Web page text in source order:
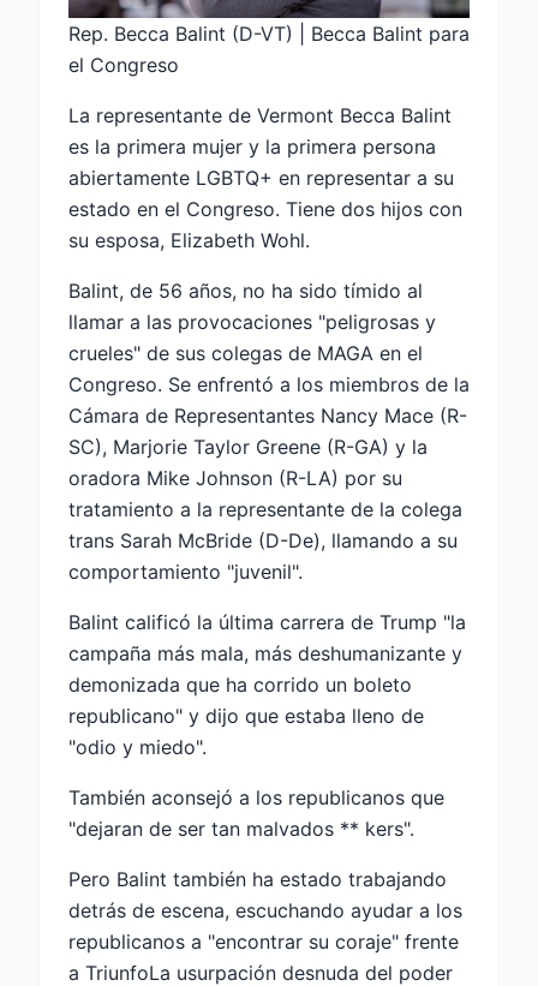
Rep. Becca Balint (D-VT) | Becca Balint para
el Congreso
La representante de Vermont Becca Balint
es la primera mujer y la primera persona
abiertamente LGBTQ+ en representar a su
estado en el Congreso. Tiene dos hijos con
su esposa, Elizabeth Wohl.
Balint, de 56 años, no ha sido tímido al
llamar a las provocaciones "peligrosas y
crueles" de sus colegas de MAGA en el
Congreso. Se enfrentó a los miembros de la
Cámara de Representantes Nancy Mace (R-
SC), Marjorie Taylor Greene (R-GA) y la
oradora Mike Johnson (R-LA) por su
tratamiento a la representante de la colega
trans Sarah McBride (D-De), llamando a su
comportamiento "juvenil".
Balint calificó la última carrera de Trump "la
campaña más mala, más deshumanizante y
demonizada que ha corrido un boleto
republicano" y dijo que estaba lleno de
"odio y miedo".
También aconsejó a los republicanos que
"dejaran de ser tan malvados ** kers".
Pero Balint también ha estado trabajando
detrás de escena, escuchando ayudar a los
republicanos a "encontrar su coraje" frente
a TriunfoLa usurpación desnuda del poder